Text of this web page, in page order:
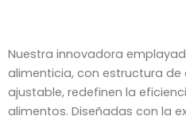
Nuestra innovadora
alimenticia, con estructura
ajustable, redefinen la
alimentos. Diseñadas con la